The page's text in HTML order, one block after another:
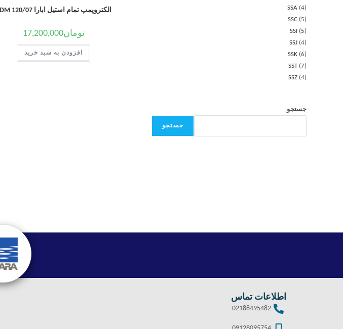
الکتروپمپ تمام استیل ابارا CDM 120/07
تومان17,200,000
افزودن به سبد خرید
SSA 4
SSC
5
SSI
5
SSJ 4
SSK 6
SST 7
SSZ 4
جستجو
جستجو
اطلاعات تماس
02188495482